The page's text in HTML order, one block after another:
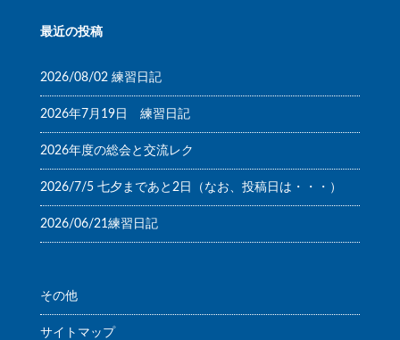
最近の投稿
2026/08/02 練習日記
2026年7月19日 練習日記
2026年度の総会と交流レク
2026/7/5 七夕まであと2日（なお、投稿日は・・・）
2026/06/21練習日記
その他
サイトマップ